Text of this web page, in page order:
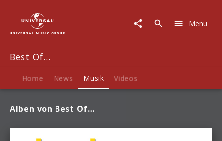
Musik
Menu
Best Of…
Home News Musik Videos
Alben von Best Of…